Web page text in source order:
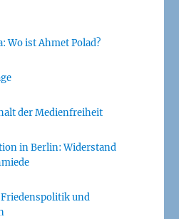
Wo ist Ahmet Polad?
der Medienfreiheit
in Berlin: Widerstand
und